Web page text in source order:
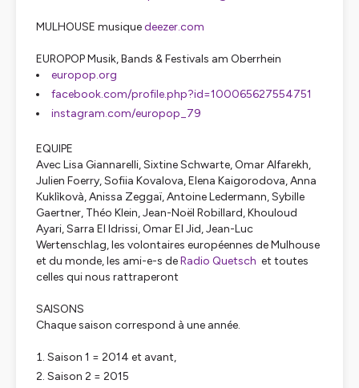
MULHOUSE musiquedeezer.com
EUROPOP Musik, Bands & Festivals am Oberrhein
europop.org
facebook.com/profile.php?id=100065627554751
instagram.com/europop_79
EQUIPE
Avec Lisa Giannarelli, Sixtine Schwarte, Omar Alfarekh,
Julien Foerry, Sofiia Kovalova, Elena Kaigorodova, Anna
Kuklìkovà, Anissa Zeggaï, Antoine Ledermann, Sybille
Gaertner, Théo Klein, Jean-Noël Robillard, Khouloud
Ayari, Sarra El Idrissi, Omar El Jid, Jean-Luc
Wertenschlag, les volontaires européennes de Mulhouse
et du monde, les ami-e-s deRadio Quetsch et toutes
celles qui nous rattraperont
SAISONS
Chaque saison correspond à une année.
Saison 1 = 2014 et avant,
Saison 2 = 2015